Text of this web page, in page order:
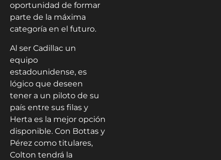
oportunidad de formar
parte de la máxima
categoría en el futuro.
Al ser Cadillac un
equipo
estadounidense, es
lógico que deseen
tener a un piloto de su
país entre sus filas y
Herta es la mejor opción
disponible. Con Bottas y
Pérez como titulares,
Colton tendrá la